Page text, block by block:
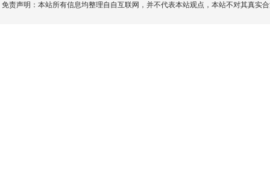
免责声明：本站所有信息均整理自自互联网，并不代表本站观点，本站不对其真实